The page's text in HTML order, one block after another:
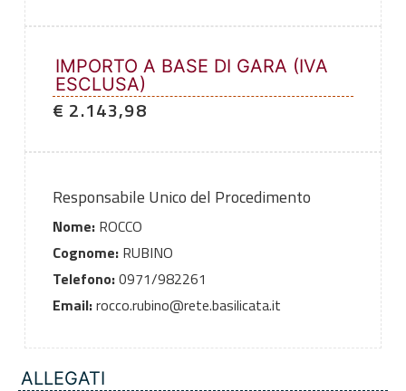
IMPORTO A BASE DI GARA (IVA
ESCLUSA)
€ 2.143,98
Responsabile Unico del Procedimento
Nome:ROCCO
Cognome:RUBINO
Telefono:0971/982261
Email:rocco.rubino@rete.basilicata.it
ALLEGATI